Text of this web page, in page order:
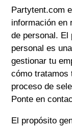
Partytent.com
información en
de personal. El
personal es
gestionar tu
cómo tratamos
proceso de
Ponte en
El propósito